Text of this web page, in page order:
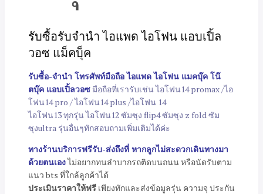
รับซื้อรับจำนำ ไอแพด ไอโฟน แอบเปิ้ล
วอซ แม็คบุ็ค
รับซื้อ-จำนำ โทรศัพท์มือถือ ไอแพด ไอโฟน แมคบุ๊ค โน๊
ตบุ๊ค แอบเปิ้ลวอซ มือถือที่เรารับเช่น ไอโฟน14 promax /ไอ
โฟน14 pro / ไอโฟน14 plus /ไอโฟน 14
ไอโฟน13 ทุกรุ่น ไอโฟน12 ซัมซุง flip4 ซัมซุง z fold ซัม
ซุงultra รุ่นอื่นๆทักสอบถามเพิ่มเติมได้ค่ะ
ทางร้านบริการฟรีรับ-ส่งถึงที่ หากลูกไม่สะดวกเดินทางมา
ด้วยตนเองไม่อยากทนลำบากรถติดบนถนน หรือนัดรับตาม
แนว bts ที่ใกล้ลูกค้าได้
ประเมินราคาให้ฟรี เพียงทักและส่งข้อมูลรุ่น ความจุ ประกัน